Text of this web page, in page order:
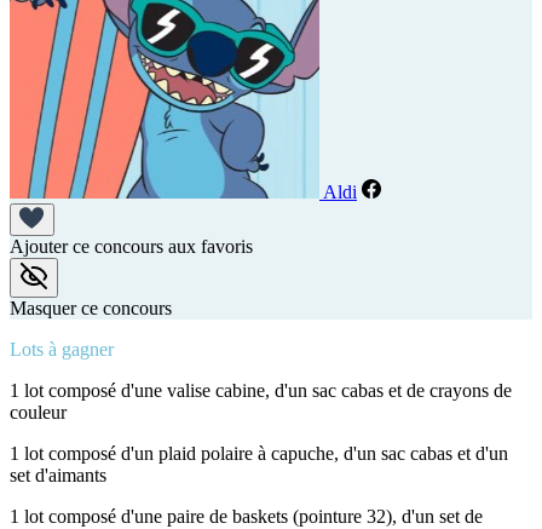
Aldi
Ajouter ce concours aux favoris
Masquer ce concours
Lots à gagner
1 lot composé d'une valise cabine, d'un sac cabas et de crayons de
couleur
1 lot composé d'un plaid polaire à capuche, d'un sac cabas et d'un
set d'aimants
1 lot composé d'une paire de baskets (pointure 32), d'un set de